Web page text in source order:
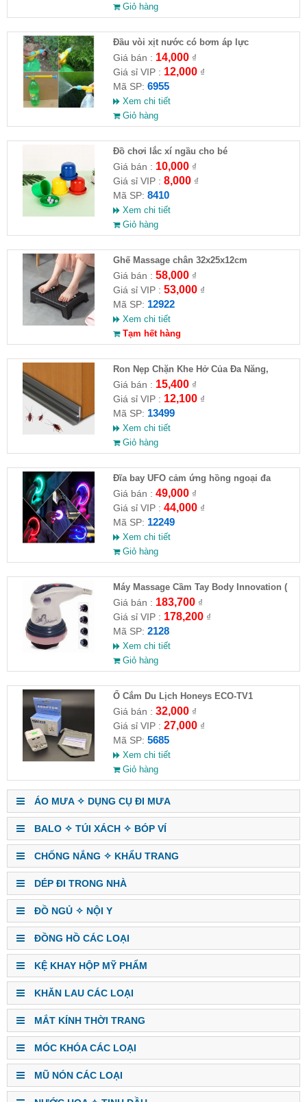
Giỏ hàng
Đầu vòi xịt nước có bơm áp lực
Giá bán : 14,000₫
Giá sỉ VIP : 12,000₫
Mã SP: 6955
Xem chi tiết
Giỏ hàng
Đồ chơi lắc xí ngầu cho bé
Giá bán : 10,000₫
Giá sỉ VIP : 8,000₫
Mã SP: 8410
Xem chi tiết
Giỏ hàng
Ghế Massage chân 32x25x12cm
Giá bán : 58,000₫
Giá sỉ VIP : 53,000₫
Mã SP: 12922
Xem chi tiết
Tạm hết hàng
Ron Nẹp Chặn Khe Hở Của Đa Năng,
Chống Côn Trùng( HĐ )
Giá bán : 15,400₫
Giá sỉ VIP : 12,100₫
Mã SP: 13499
Xem chi tiết
Giỏ hàng
Đĩa bay UFO cảm ứng hồng ngoại đa
chiều tự động bay về
Giá bán : 49,000₫
Giá sỉ VIP : 44,000₫
Mã SP: 12249
Xem chi tiết
Giỏ hàng
Máy Massage Cầm Tay Body Innovation (
HĐ )
Giá bán : 183,700₫
Giá sỉ VIP : 178,200₫
Mã SP: 2128
Xem chi tiết
Giỏ hàng
Ổ Cắm Du Lịch Honeys ECO-TV1
Giá bán : 32,000₫
Giá sỉ VIP : 27,000₫
Mã SP: 5685
Xem chi tiết
Giỏ hàng
ÁO MƯA ✧ DỤNG CỤ ĐI MƯA
BALO ✧ TÚI XÁCH ✧ BÓP VÍ
CHỐNG NẮNG ✧ KHẨU TRANG
DÉP ĐI TRONG NHÀ
ĐỒ NGỦ ✧ NỘI Y
ĐỒNG HỒ CÁC LOẠI
KỆ KHAY HỘP MỸ PHẨM
KHĂN LAU CÁC LOẠI
MẮT KÍNH THỜI TRANG
MÓC KHÓA CÁC LOẠI
MŨ NÓN CÁC LOẠI